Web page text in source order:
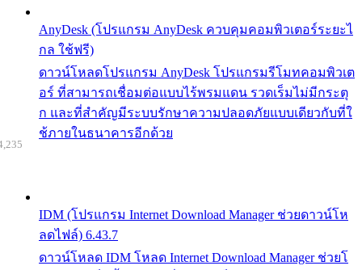
AnyDesk (โปรแกรม AnyDesk ควบคุมคอมพิวเตอร์ระยะไ
กล ใช้ฟรี)
ดาวน์โหลดโปรแกรม AnyDesk โปรแกรมรีโมทคอมพิวเต
อร์ ที่สามารถเชื่อมต่อแบบไร้พรมแดน รวดเร็มไม่มีกระตุ
ก และที่สำคัญมีระบบรักษาความปลอดภัยแบบเดียวกับที่ใ
ช้ภายในธนาคารอีกด้วย
IDM (โปรแกรม Internet Download Manager ช่วยดาวน์โห
ลดไฟล์) 6.43.7
ดาวน์โหลด IDM โหลด Internet Download Manager ช่วยโ